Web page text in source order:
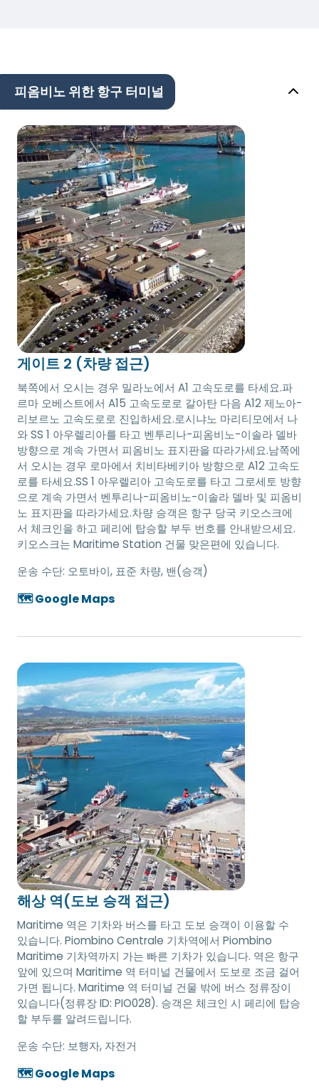
피옴비노 위한 항구 터미널
게이트 2 (차량 접근)
북쪽에서 오시는 경우 밀라노에서 A1 고속도로를 타세요.파
르마 오베스트에서 A15 고속도로로 갈아탄 다음 A12 제노아-
리보르노 고속도로로 진입하세요.로시냐노 마리티모에서 나
와 SS 1 아우렐리아를 타고 벤투리나-피옴비노-이솔라 델바
방향으로 계속 가면서 피옴비노 표지판을 따라가세요.남쪽에
서 오시는 경우 로마에서 치비타베키아 방향으로 A12 고속도
로를 타세요.SS 1 아우렐리아 고속도로를 타고 그로세토 방향
으로 계속 가면서 벤투리나-피옴비노-이솔라 델바 및 피옴비
노 표지판을 따라가세요.차량 승객은 항구 당국 키오스크에
서 체크인을 하고 페리에 탑승할 부두 번호를 안내받으세요.
키오스크는 Maritime Station 건물 맞은편에 있습니다.
운송 수단: 오토바이, 표준 차량, 밴(승객)
🗺️ Google Maps
해상 역(도보 승객 접근)
Maritime 역은 기차와 버스를 타고 도보 승객이 이용할 수
있습니다. Piombino Centrale 기차역에서 Piombino
Maritime 기차역까지 가는 빠른 기차가 있습니다. 역은 항구
앞에 있으며 Maritime 역 터미널 건물에서 도보로 조금 걸어
가면 됩니다. Maritime 역 터미널 건물 밖에 버스 정류장이
있습니다(정류장 ID: PIO028). 승객은 체크인 시 페리에 탑승
할 부두를 알려드립니다.
운송 수단: 보행자, 자전거
🗺️ Google Maps